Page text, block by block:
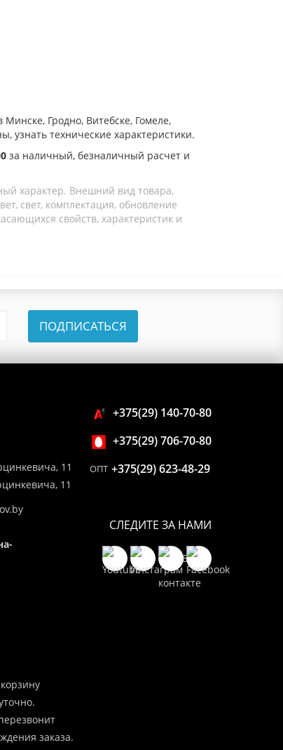
Гродно, Витебске, Гомеле,
узнать технические характеристики.
за наличный, безналичный расчет и
характер. Внешний вид товара,
свет, комплектация, обновление
свойств, характеристик и
ПОДПИСАТЬСЯ
11
11
заказа.
+375(29) 140-70-80
+375(29) 706-70-80
ОПТ +375(29) 623-48-29
СЛЕДИТЕ ЗА НАМИ